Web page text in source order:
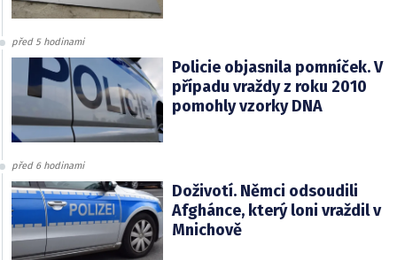
před 5 hodinami
Policie objasnila pomníček. V
případu vraždy z roku 2010
pomohly vzorky DNA
před 6 hodinami
Doživotí. Němci odsoudili
Afghánce, který loni vraždil v
Mnichově